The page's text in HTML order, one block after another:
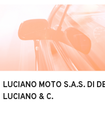
termine
LUCIANO MOTO S.A.S. DI
LUCIANO & C.